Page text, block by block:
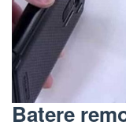
Batere